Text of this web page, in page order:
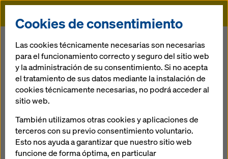
Doka
UNACEM
Perú
Cookies de consentimiento
Las cookies técnicamente necesarias son necesarias
para el funcionamiento correcto y seguro del sitio web
y la administración de su consentimiento. Si no acepta
el tratamiento de sus datos mediante la instalación de
cookies técnicamente necesarias, no podrá acceder al
sitio web.
También utilizamos otras cookies y aplicaciones de
terceros con su previo consentimiento voluntario.
Esto nos ayuda a garantizar que nuestro sitio web
funcione de forma óptima, en particular